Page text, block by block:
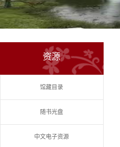
资源
馆藏目录
随书光盘
中文电子资源